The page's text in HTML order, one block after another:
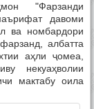
"Фарзанди
давоми
ва номбардори
албатта
аҳли ҷомеа,
некуаҳволии
мактабу оила